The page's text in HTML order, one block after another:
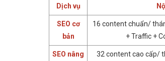
Dịch vụ
SEO cơ
bản
16 content chuẩn/
+ Traffic +
SEO nâng
32 content cao cấp/